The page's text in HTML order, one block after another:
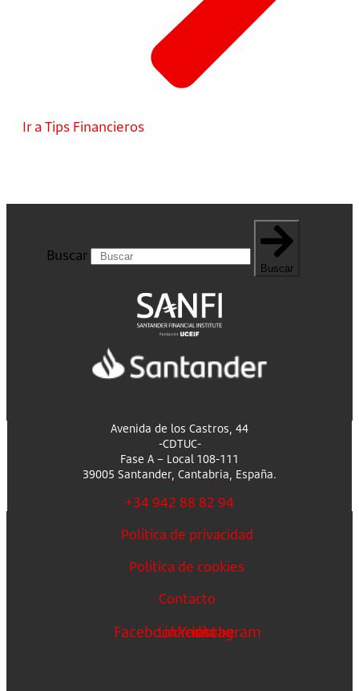
Ir a Tips Financieros
Buscar
Buscar
Avenida de los Castros, 44
-CDTUC-
Fase A – Local 108-111
39005 Santander, Cantabria, España.
+34 942 88 82 94
Política de privacidad
Política de cookies
Contacto
FacebookLinkedin
Youtube
Instagram